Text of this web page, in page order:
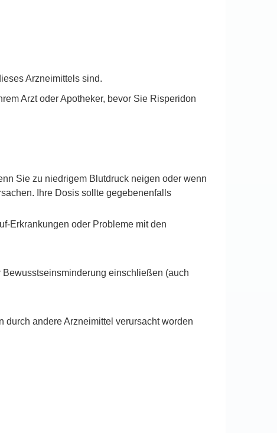
Arzneimittels sind.
Arzt oder Apotheker, bevor Sie Risperidon
Sie zu niedrigem Blutdruck neigen oder wenn
Ihre Dosis sollte gegebenenfalls
Erkrankungen oder Probleme mit den
einschließen (auch
andere Arzneimittel verursacht worden